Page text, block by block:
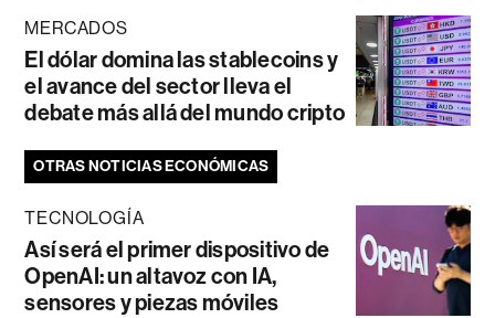
MERCADOS
El dólar domina las stablecoins y
el avance del sector lleva el
debate más allá del mundo cripto
OTRAS NOTICIAS ECONÓMICAS
TECNOLOGÍA
Así será el primer dispositivo de
OpenAI: un altavoz con IA,
sensores y piezas móviles